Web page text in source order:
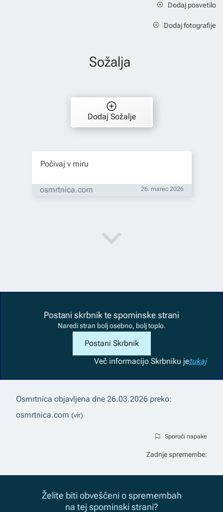
Dodaj posvetilo
Dodaj fotografije
Sožalja
Dodaj Sožalje
Počivaj v miru
osmrtnica.com 26. marec 2026
Postani skrbnik te spominske strani
Naredi stran bolj osebno, bolj toplo.
Postani Skrbnik
Več informacijo Skrbniku jetukaj
Osmrtnica objavljena dne 26.03.2026 preko:
osmrtnica.com (vir)
Sporoči napake
Zadnje spremembe:
Želite biti obveščeni o spremembah
na tej spominski strani?